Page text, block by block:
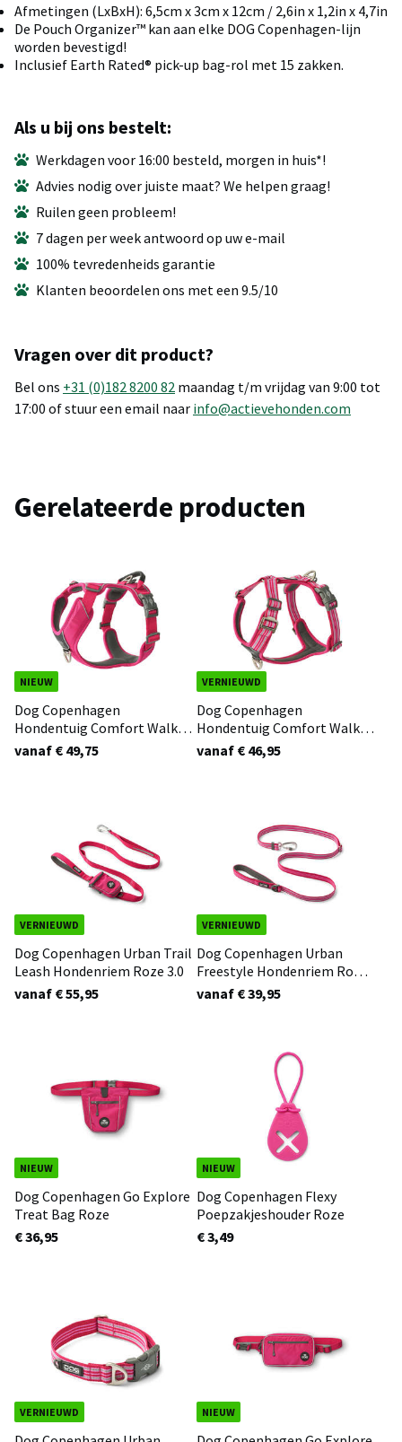
Afmetingen (LxBxH): 6,5cm x 3cm x 12cm / 2,6in x 1,2in x 4,7in
De Pouch Organizer™ kan aan elke DOG Copenhagen-lijn
worden bevestigd!
Inclusief Earth Rated® pick-up bag-rol met 15 zakken.
Als u bij ons bestelt:
Werkdagen voor 16:00 besteld, morgen in huis*!
Advies nodig over juiste maat? We helpen graag!
Ruilen geen probleem!
7 dagen per week antwoord op uw e-mail
100% tevredenheids garantie
Klanten beoordelen ons met een 9.5/10
Vragen over dit product?
Bel ons +31 (0)182 8200 82 maandag t/m vrijdag van 9:00 tot
17:00 of stuur een email naar info@actievehonden.com
Gerelateerde producten
NIEUW
Dog Copenhagen
Hondentuig Comfort Walk
Pro Roze 3.0
vanaf € 49,75
VERNIEUWD
Dog Copenhagen
Hondentuig Comfort Walk
Air Roze 3.0
vanaf € 46,95
VERNIEUWD
Dog Copenhagen Urban Trail
Leash Hondenriem Roze 3.0
vanaf € 55,95
VERNIEUWD
Dog Copenhagen Urban
Freestyle Hondenriem Roze
3.0
vanaf € 39,95
NIEUW
Dog Copenhagen Go Explore
Treat Bag Roze
€ 36,95
NIEUW
Dog Copenhagen Flexy
Poepzakjeshouder Roze
€ 3,49
VERNIEUWD NIEUW